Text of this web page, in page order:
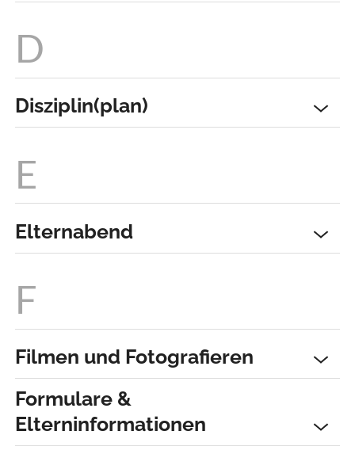
Disziplin(plan)
Elternabend
Filmen und Fotografieren
Formulare &
Elterninformationen